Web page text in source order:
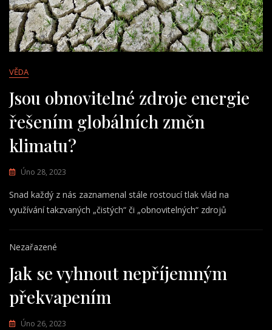
VĚDA
Jsou obnovitelné zdroje energie
řešením globálních změn
klimatu?
Úno 28, 2023
Snad každý z nás zaznamenal stále rostoucí tlak vlád na
využívání takzvaných „čistých“ či „obnovitelných“ zdrojů
Nezařazené
Jak se vyhnout nepříjemným
překvapením
Úno 26, 2023